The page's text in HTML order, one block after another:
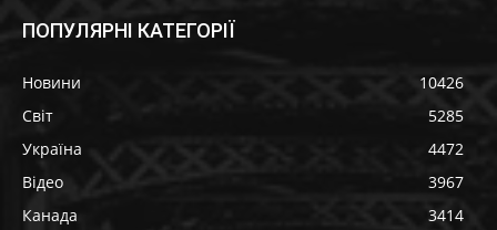
ПОПУЛЯРНІ КАТЕГОРІЇ
Новини
10426
Світ
5285
Україна
4472
Відео
3967
Канада
3414